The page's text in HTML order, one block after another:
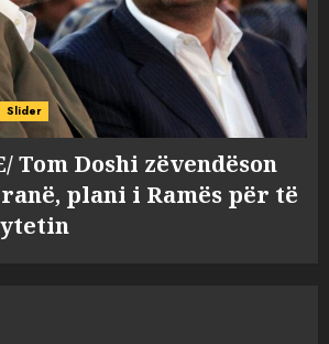
Slider
Tom Doshi zëvendëson
plani i Ramës për të